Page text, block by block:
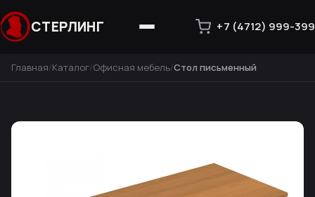
СТЕРЛИНГ +7 (4712) 999-399
Главная Каталог Офисная мебель Стол письменный